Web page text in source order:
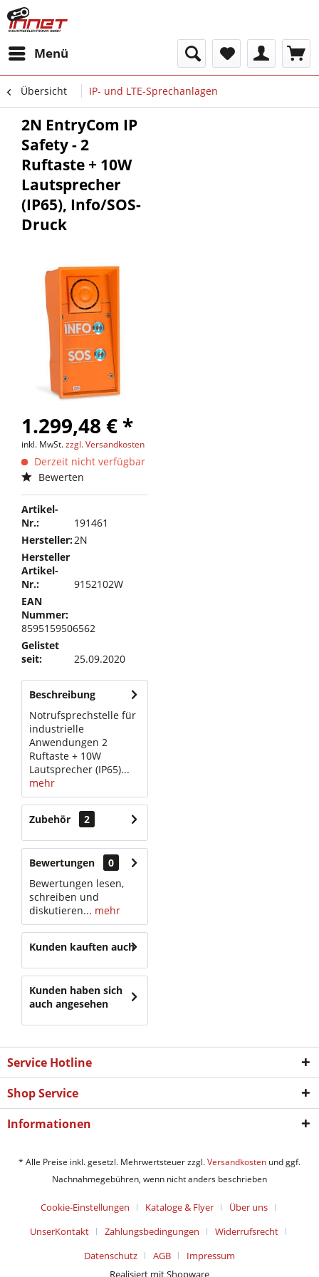
Menü
Übersicht IP- und LTE-Sprechanlagen
2N EntryCom IP
Safety - 2
Ruftaste + 10W
Lautsprecher
(IP65), Info/SOS-
Druck
1.299,48 € *
inkl. MwSt.zzgl. Versandkosten
Derzeit nicht verfügbar
Bewerten
Artikel-
Nr.:
191461
Hersteller:2N
Hersteller
Artikel-
Nr.:
9152102W
EAN
Nummer:
8595159506562
Gelistet
seit:
25.09.2020
Beschreibung
Notrufsprechstelle für
industrielle
Anwendungen 2
Ruftaste + 10W
Lautsprecher (IP65)...
mehr
Zubehör 2
Bewertungen
0
Bewertungen lesen,
schreiben und
diskutieren... mehr
Kunden kauften auch
Kunden haben sich
auch angesehen
Service Hotline
Shop Service
Informationen
* Alle Preise inkl. gesetzl. Mehrwertsteuer zzgl.Versandkosten und ggf.
Nachnahmegebühren, wenn nicht anders beschrieben
Cookie-Einstellungen Kataloge & Flyer
Über uns
UnserKontakt
Zahlungsbedingungen
Widerrufsrecht
Datenschutz
AGB
Impressum
Realisiert mit Shopware